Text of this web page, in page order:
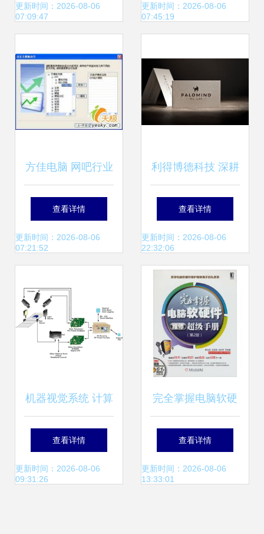
同步投资网红饰
米战投亦显露出场
身影——IT桔子周
软硬件事件
更新时间：2026-08-06
07:09:47
么是人工智能？
更新时间：2026-08-06
07:45:19
方佳电脑 网吧行业
整体解决方案的管
理之道
查看详情
更新时间：2026-08-06
07:21:52
利得博德科技 深耕
计算机软硬件，赋
能数字未来
查看详情
更新时间：2026-08-06
22:32:06
机器视觉系统 计算
机软硬件的深度解
析
查看详情
更新时间：2026-08-06
09:31:26
完全掌握电脑软硬
件维修超级手册 从
零基础到精通的进
查看详情
更新时间：2026-08-06
13:33:01